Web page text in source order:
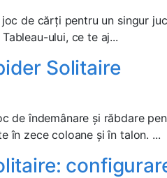
de cărți pentru un singur
ului, ce te aj...
Solitaire
de îndemânare și răbdare
în zece coloane și în talon. ...